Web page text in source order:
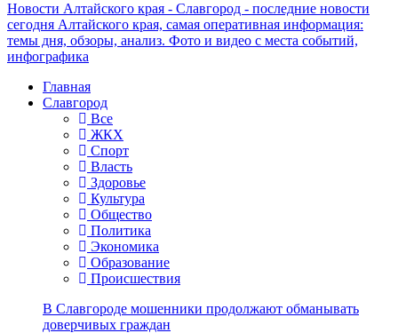
Новости Алтайского края - Славгород - последние новости
сегодня Алтайского края, самая оперативная информация:
темы дня, обзоры, анализ. Фото и видео с места событий,
инфографика
Главная
Славгород
Все
ЖКХ
Спорт
Власть
Здоровье
Культура
Общество
Политика
Экономика
Образование
Происшествия
В Славгороде мошенники продолжают обманывать
доверчивых граждан